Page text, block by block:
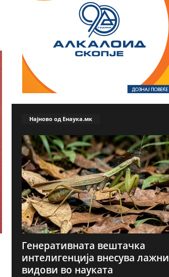
Најново од Енаука.мк
Генеративната вештачка
интелигенција внесува лажни
видови во науката